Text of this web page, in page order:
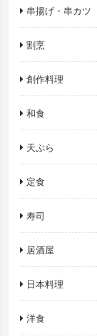
串揚げ・串カツ
割烹
創作料理
和食
天ぷら
定食
寿司
居酒屋
日本料理
洋食